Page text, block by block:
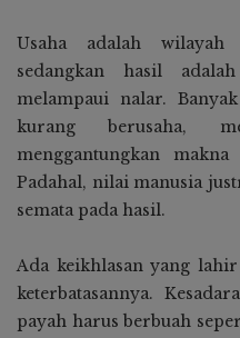
Usaha adalah wilayah
sedangkan hasil
melampaui nalar.
kurang berusaha,
menggantungkan
Padahal, nilai manusia
semata pada hasil.
Ada keikhlasan yang
keterbatasannya.
payah harus berbuah